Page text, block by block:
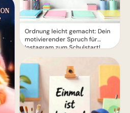
Ordnung leicht gemacht: Dein
motivierender Spruch für
Instagram zum Schulstart!